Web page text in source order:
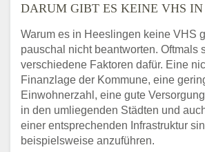
3 schnelle Tipps
Heeslingen VHS-Kurse in
Abendschule in der Region
Heeslingen
VHS steht für
Online-Kurse: Alternative
VHS-Kurs
Vor- und Nachteile von
DARUM GIBT ES KEINE VHS
Warum es in Heeslingen keine VHS
pauschal nicht beantworten. Oftmals
verschiedene Faktoren dafür. Eine
Finanzlage der Kommune, eine
Einwohnerzahl, eine gute
in den umliegenden Städten und
einer entsprechenden Infrastruktur
beispielsweise anzuführen.